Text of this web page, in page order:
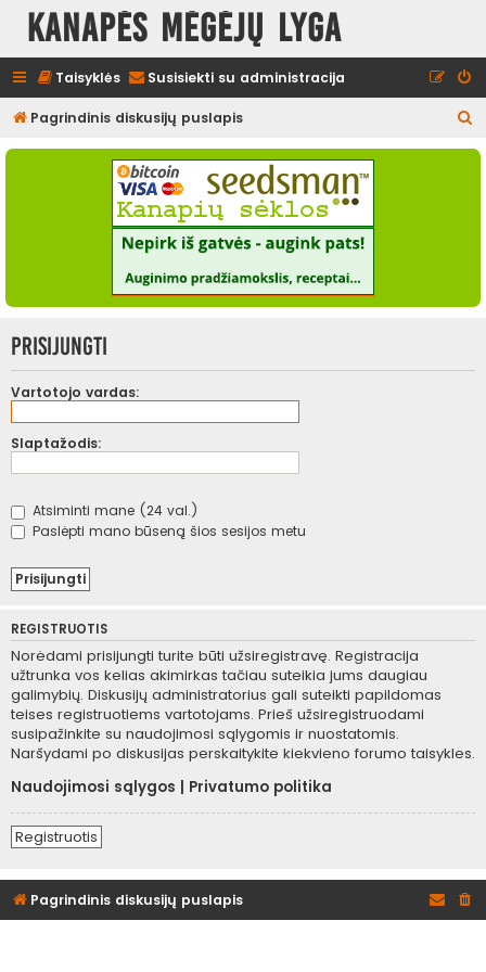
Kanapės mėgėjų lyga
Taisyklės Susisiekti su administracija
Pagrindinis diskusijų puslapis
e
Prisijungti
Vartotojo vardas:
Slaptažodis:
Atsiminti mane (24 val.)
Paslėpti mano būseną šios sesijos metu
REGISTRUOTIS
Norėdami prisijungti turite būti užsiregistravę. Registracija
užtrunka vos kelias akimirkas tačiau suteikia jums daugiau
galimybių. Diskusijų administratorius gali suteikti papildomas
teises registruotiems vartotojams. Prieš užsiregistruodami
susipažinkite su naudojimosi sąlygomis ir nuostatomis.
Naršydami po diskusijas perskaitykite kiekvieno forumo taisykles.
Naudojimosi sąlygos
Privatumo politika
Registruotis
Pagrindinis diskusijų puslapis